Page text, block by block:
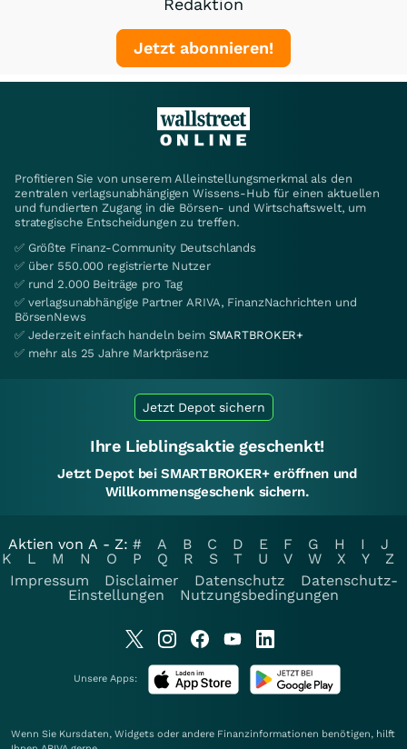
Redaktion
Jetzt abonnieren!
Profitieren Sie von unserem Alleinstellungsmerkmal als den
zentralen verlagsunabhängigen Wissens-Hub für einen aktuellen
und fundierten Zugang in die Börsen- und Wirtschaftswelt, um
strategische Entscheidungen zu treffen.
✅ Größte Finanz-Community Deutschlands
✅ über 550.000 registrierte Nutzer
✅ rund 2.000 Beiträge pro Tag
✅ verlagsunabhängige Partner ARIVA, FinanzNachrichten und
BörsenNews
✅ Jederzeit einfach handeln beim SMARTBROKER+
✅ mehr als 25 Jahre Marktpräsenz
Jetzt Depot sichern
Ihre Lieblingsaktie geschenkt!
Jetzt Depot bei SMARTBROKER+ eröffnen und
Willkommensgeschenk sichern.
Aktien von A - Z: # A B C D E F G H I
J
K
L M N O P Q R S T U V W X Y
Z
Impressum
Disclaimer Datenschutz
Datenschutz-
Einstellungen
Nutzungsbedingungen
Unsere Apps:
Wenn Sie Kursdaten, Widgets oder andere Finanzinformationen benötigen, hilft